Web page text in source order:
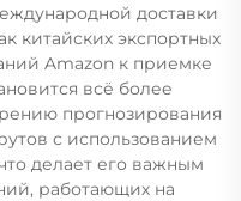
доставки
китайских экспортных
Amazon к приемке
всё более
прогнозирования
с использованием
делает его важным
работающих на